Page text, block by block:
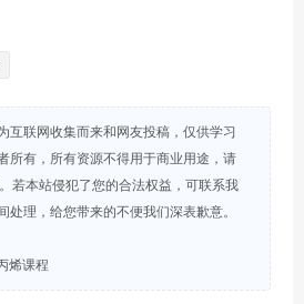
互联网收集而来和网友投稿，仅供学习
所有，所有资源不得用于商业用途，请
若本站侵犯了您的合法权益，可联系我
处理，给您带来的不便我们深表歉意。
烯课程